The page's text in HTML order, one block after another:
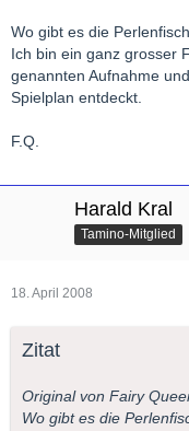
Wo gibt es die
Ich bin ein ganz grosser
genannten Aufnahme
Spielplan entdeckt.
F.Q.
Harald Kral
Tamino-Mitglied
18. April 2008
Zitat
Original von Fairy
Wo gibt es die